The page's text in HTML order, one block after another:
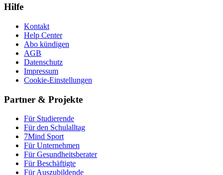
Hilfe
Kontakt
Help Center
Abo kündigen
AGB
Datenschutz
Impressum
Cookie-Einstellungen
Partner & Projekte
Für Stu­die­rende
Für den Schulalltag
7Mind Sport
Für Unter­neh­men
Für Gesund­heits­be­ra­ter
Für Beschäftigte
Für Auszubildende